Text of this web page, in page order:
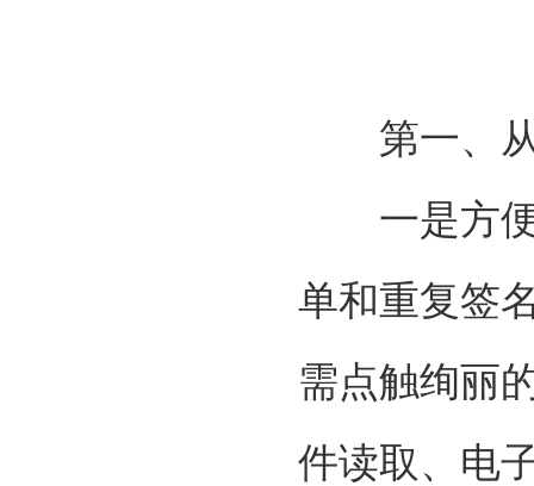
第一、从
一是方便
单和重复签
需点触绚丽
件读取、电